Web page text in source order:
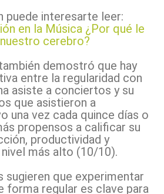
puede interesarte leer:
en la Música ¿Por qué le
cerebro?
demostró que hay
entre la regularidad con
asiste a conciertos y su
que asistieron a
una vez cada quince días o
propensos a calificar su
productividad y
más alto (10/10).
sugieren que experimentar
forma regular es clave para